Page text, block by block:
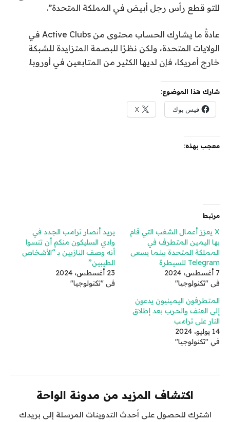
للتو قطع رأس رجل أبيض في المملكة المتحدة”.
عادةً ما يشارك الحساب محتوى من Active Clubs في
الولايات المتحدة، ولكن نظرًا للبصمة المتزايدة للشبكة
خارج أمريكا، فإن لديها الكثير من المتابعين في أوروبا.
شارك هذا الموضوع:
فيس بوك X
معجب بهذه:
مرتبط
X يعزز أعمال الشغب التي قام
بها اليمين المتطرف في
المملكة المتحدة بينما يسعى
Telegram للسيطرة
7 أغسطس، 2024
في "تكنولوجيا"
يريد أنصار ترامب الجدد في
وادي السليكون منكم أن تنسوا
أنه وصف النازيين بـ “الأشخاص
الطيبين”
23 أغسطس، 2024
في "تكنولوجيا"
المتطرفون اليمينيون يدعون
إلى العنف والحرب بعد إطلاق
النار على ترامب
14 يوليو، 2024
في "تكنولوجيا"
اكتشاف المزيد من مدونة الواحة
اشترك للحصول على أحدث التدوينات المرسلة إلى بريدك